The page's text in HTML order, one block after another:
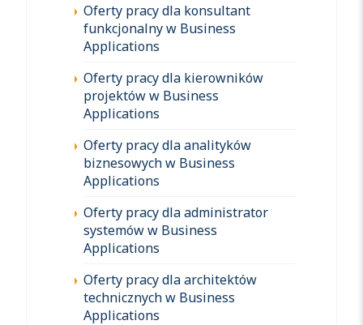
Oferty pracy dla konsultant
funkcjonalny w Business
Applications
Oferty pracy dla kierowników
projektów w Business
Applications
Oferty pracy dla analityków
biznesowych w Business
Applications
Oferty pracy dla administrator
systemów w Business
Applications
Oferty pracy dla architektów
technicznych w Business
Applications